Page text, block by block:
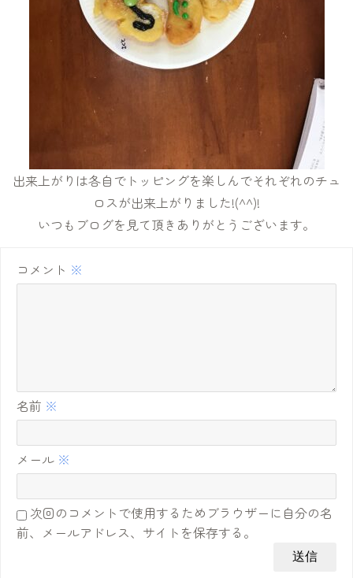
出来上がりは各自でトッピングを楽しんでそれぞれのチュ
ロスが出来上がりました!(^^)!
いつもブログを見て頂きありがとうございます。
コメント ※
名前 ※
メール ※
次回のコメントで使用するためブラウザーに自分の名
前、メールアドレス、サイトを保存する。